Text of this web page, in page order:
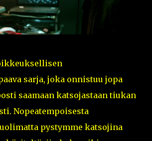
sarja, joka onnistuu jopa
saamaan katsojastaan tiukan
Nopeatempoisesta
pystymme katsojina